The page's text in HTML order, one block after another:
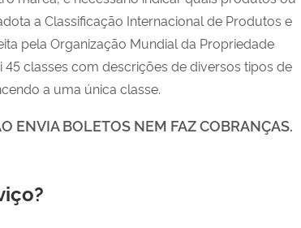
a Classificação Internacional de Produtos e
pela Organização Mundial da Propriedade
45 classes com descrições de diversos tipos de
a uma única classe.
ENVIA BOLETOS NEM FAZ COBRANÇAS.